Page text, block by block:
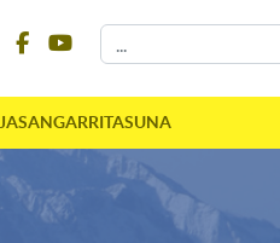
JASANGARRITASUNA